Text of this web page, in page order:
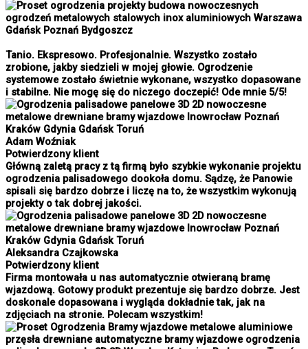
Tanio. Ekspresowo. Profesjonalnie. Wszystko zostało
zrobione, jakby siedzieli w mojej głowie. Ogrodzenie
systemowe zostało świetnie wykonane, wszystko dopasowane
i stabilne. Nie mogę się do niczego doczepić! Ode mnie 5/5!
Adam Woźniak
Potwierdzony klient
Główną zaletą pracy z tą firmą było szybkie wykonanie projektu
ogrodzenia palisadowego dookoła domu. Sądzę, że Panowie
spisali się bardzo dobrze i liczę na to, że wszystkim wykonują
projekty o tak dobrej jakości.
Aleksandra Czajkowska
Potwierdzony klient
Firma montowała u nas automatycznie otwieraną bramę
wjazdową. Gotowy produkt prezentuje się bardzo dobrze. Jest
doskonale dopasowana i wygląda dokładnie tak, jak na
zdjęciach na stronie. Polecam wszystkim!